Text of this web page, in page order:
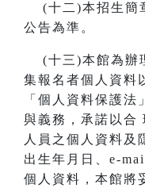
(十二)本招生簡
公告為準。
(十三)本館為辦
集報名者個人資料
「個人資料保護法
與義務，承諾以合
人員之個人資料及
出生年月日、 e-
個人資料，本館將